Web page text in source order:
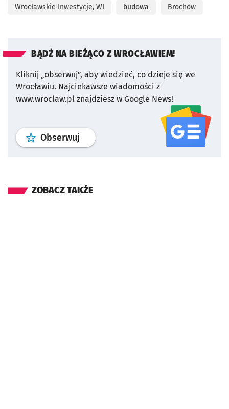
Wrocławskie Inwestycje, WI budowa Brochów
BĄDŹ NA BIEŻĄCO Z WROCŁAWIEM!
Kliknij „obserwuj”, aby wiedzieć, co dzieje się we
Wrocławiu. Najciekawsze wiadomości z
www.wroclaw.pl znajdziesz w Google News!
Obserwuj profil serwisu
ZOBACZ TAKŻE